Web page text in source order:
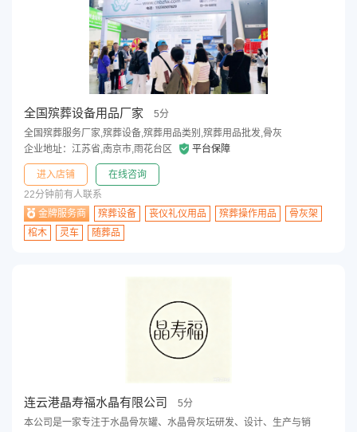
全国殡葬设备用品厂家
5分
全国殡葬服务厂家,殡葬设备,殡葬用品类别,殡葬用品批发,骨灰
企业地址：江苏省,南京市,雨花台区
平台保障
进入店铺
在线咨询
22分钟前有人联系
金牌服务商
殡葬设备 丧仪礼仪用品 殡葬操作用品
骨灰架
棺木
灵车 随葬品
连云港晶寿福水晶有限公司
5分
本公司是一家专注于水晶骨灰罐、水晶骨灰坛研发、设计、生产与销